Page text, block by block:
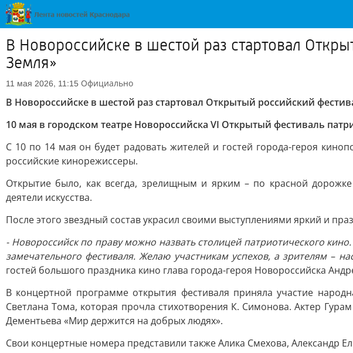
В Новороссийске в шестой раз стартовал
Земля»
11 мая 2026, 11:15 Официально
В Новороссийске в шестой раз стартовал Открытый российский
10 мая в городском театре Новороссийска VI Открытый фестиваль
С 10 по 14 мая он будет радовать жителей и гостей города-героя
российские кинорежиссеры.
Открытие было, как всегда, зрелищным и ярким – по красной
деятели искусства.
После этого звездный состав украсил своими выступлениями яркий и
- Новороссийск по праву можно назвать столицей патриотического
замечательного фестиваля. Желаю участникам успехов, а зрителям –
гостей большого праздника кино глава города-героя Новороссийска
В концертной программе открытия фестиваля приняла участие
Светлана Тома, которая прочла стихотворения К. Симонова. Актер
Дементьева «Мир держится на добрых людях».
Свои концертные номера представили также Алика Смехова, Александр